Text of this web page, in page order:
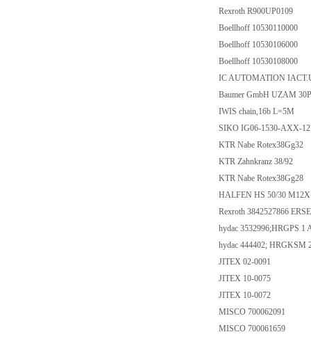
Rexroth R900UP0109
Boellhoff 10530110000
Boellhoff 10530106000
Boellhoff 10530108000
IC AUTOMATION
Baumer GmbH UZAM
IWIS chain,16b L=5M
SIKO IG06-1530-AXX-
KTR Nabe Rotex38Gg32
KTR Zahnkranz 38/92
KTR Nabe Rotex38Gg28
HALFEN HS 50/30
Rexroth 3842527866
hydac 3532996;HRGPS
hydac 444402; HRGKSM
JITEX 02-0091
JITEX 10-0075
JITEX 10-0072
MISCO 700062091
MISCO 700061659